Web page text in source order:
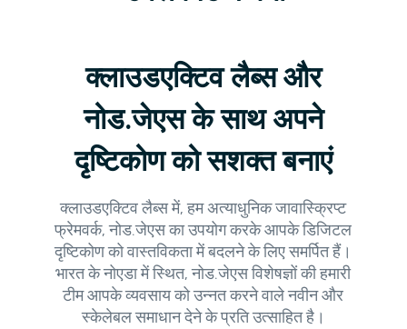
क्लाउडएक्टिव लैब्स और
नोड.जेएस के साथ अपने
दृष्टिकोण को सशक्त बनाएं
क्लाउडएक्टिव लैब्स में, हम अत्याधुनिक जावास्क्रिप्ट
फ्रेमवर्क, नोड.जेएस का उपयोग करके आपके डिजिटल
दृष्टिकोण को वास्तविकता में बदलने के लिए समर्पित हैं।
भारत के नोएडा में स्थित, नोड.जेएस विशेषज्ञों की हमारी
टीम आपके व्यवसाय को उन्नत करने वाले नवीन और
स्केलेबल समाधान देने के प्रति उत्साहित है।